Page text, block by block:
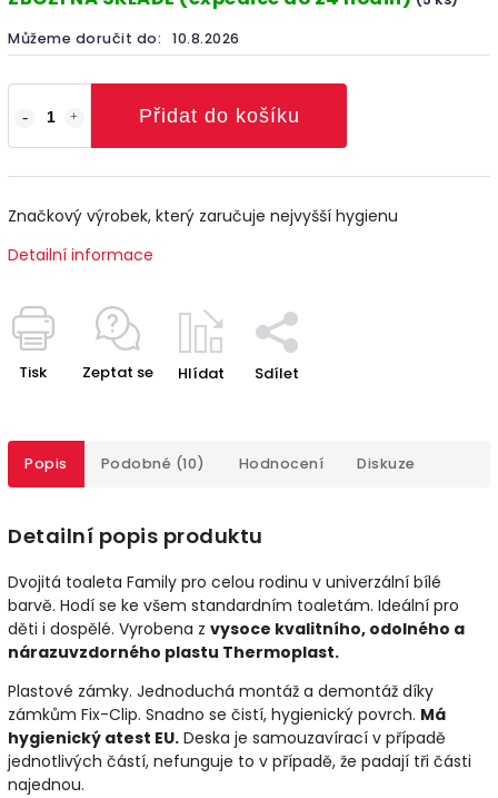
Můžeme doručit do: 10.8.2026
Přidat do košíku
Značkový výrobek, který zaručuje nejvyšší hygienu
Detailní informace
Tisk Zeptat se Hlídat Sdílet
Popis Podobné (10) Hodnocení Diskuze
Detailní popis produktu
Dvojitá toaleta Family pro celou rodinu v univerzální bílé
barvě. Hodí se ke všem standardním toaletám. Ideální pro
děti i dospělé. Vyrobena z vysoce kvalitního, odolného a
nárazuvzdorného plastu Thermoplast.
Plastové zámky. Jednoduchá montáž a demontáž díky
zámkům Fix-Clip. Snadno se čistí, hygienický povrch. Má
hygienický atest EU. Deska je samouzavírací v případě
jednotlivých částí, nefunguje to v případě, že padají tři části
najednou.